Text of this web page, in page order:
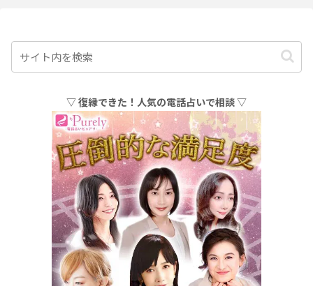
▽ 復縁できた！人気の電話占いで相談 ▽